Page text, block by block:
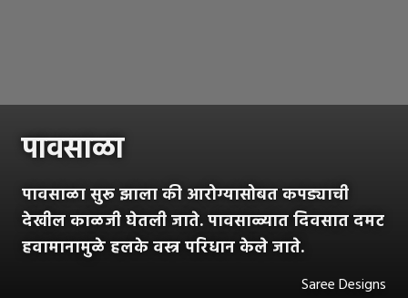
पावसाळा
पावसाळा सुरू झाला की आरोग्यासोबत कपड्याची
देखील काळजी घेतली जाते. पावसाळ्यात दिवसात दमट
हवामानामुळे हलके वस्त्र परिधान केले जाते.
Saree Designs